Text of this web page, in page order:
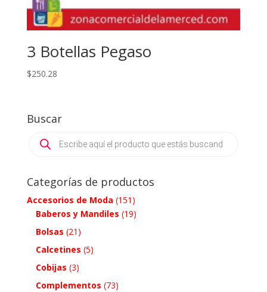
3 Botellas Pegaso
$250.28
Buscar
search
Categorías de productos
Accesorios de Moda (151)
Baberos y Mandiles (19)
Bolsas (21)
Calcetines (5)
Cobijas (3)
Complementos (73)